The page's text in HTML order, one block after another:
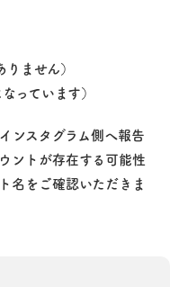
ません）
っています）
ンスタグラム側へ報告
ントが存在する可能性
名をご確認いただきま